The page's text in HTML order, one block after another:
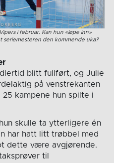
i februar. Kan hun «løpe inn»
seriemesteren den kommende uka?
blitt fullført, og Julie
på venstrekanten
kampene hun spilte i
skulle ta ytterligere én
har hatt litt trøbbel med
dette være avgjørende.
til